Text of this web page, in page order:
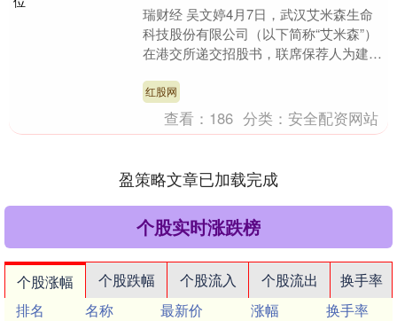
瑞财经 吴文婷4月7日，武汉艾米森生命
科技股份有限公司（以下简称“艾米森”）
在港交所递交招股书，联席保荐人为建银
港股，其曾于....
红股网
查看： 186 分类：安全配资网站
盈策略文章已加载完成
个股实时涨跌榜
个股涨幅 个股跌幅 个股流入 个股流出
换手率
排名
名称 最新价 涨幅
换手率